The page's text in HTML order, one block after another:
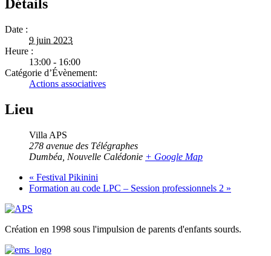
Détails
Date :
9 juin 2023
Heure :
13:00 - 16:00
Catégorie d’Évènement:
Actions associatives
Lieu
Villa APS
278 avenue des Télégraphes
Dumbéa Nouvelle Calédonie + Google Map
« Festival Pikinini
Formation au code LPC – Session professionnels 2 »
Création en 1998 sous l'impulsion de parents d'enfants sourds.